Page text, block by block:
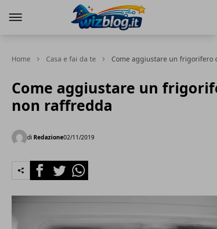
Home Casa e fai da te Come aggiustare un frigorifero
Come aggiustare un
non raffredda
di Redazione02/11/2019
FacebookTwitterWhatsapp